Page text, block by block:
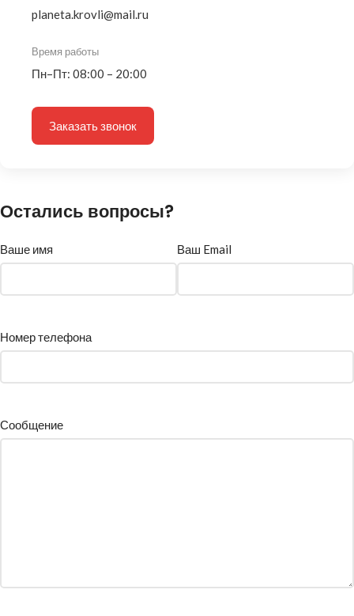
planeta.krovli@mail.ru
Время работы
Пн–Пт: 08:00 – 20:00
Заказать звонок
Остались вопросы?
Ваше имя Ваш Email
Номер телефона
Сообщение